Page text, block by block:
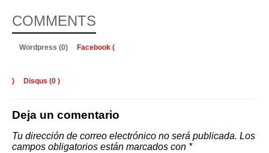
COMMENTS
Wordpress (0) Facebook (
) Disqus (0 )
Deja un comentario
Tu dirección de correo electrónico no será publicada. Los
campos obligatorios están marcados con *